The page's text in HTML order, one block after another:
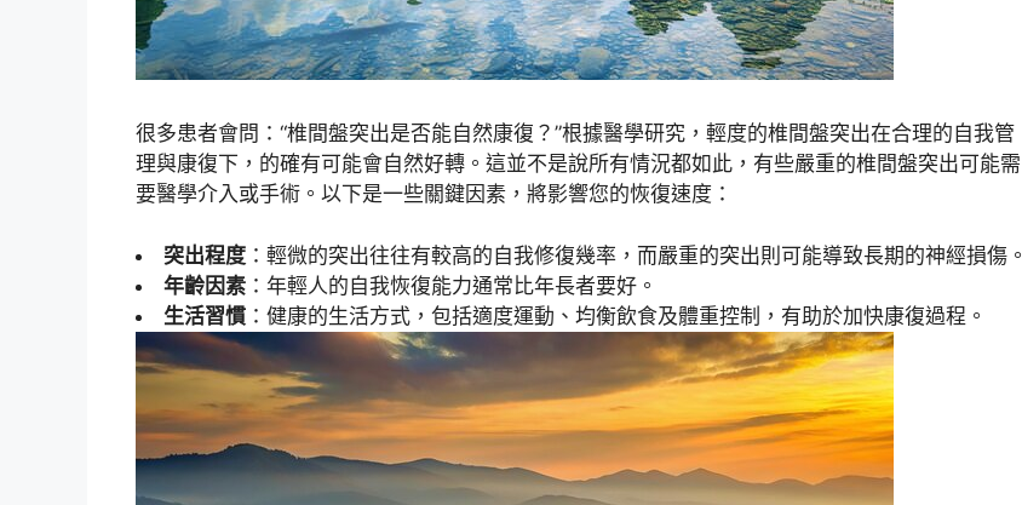
很多患者會問：“椎間盤突出是否能自然康復？”根據醫學研究，輕度的椎間盤突出在合理的自我管
理與康復下，的確有可能會自然好轉。這並不是說所有情況都如此，有些嚴重的椎間盤突出可能需
要醫學介入或手術。以下是一些關鍵因素，將影響您的恢復速度：
突出程度 ：輕微的突出往往有較高的自我修復幾率，而嚴重的突出則可能導致長期的神經損傷。
年齡因素 ：年輕人的自我恢復能力通常比年長者要好。
生活習慣 ：健康的生活方式，包括適度運動、均衡飲食及體重控制，有助於加快康復過程。